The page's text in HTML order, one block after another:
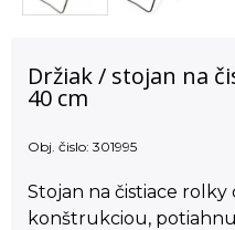
Držiak / stojan na
40 cm
Obj. čislo: 301995
Stojan na čistiace
konštrukciou,